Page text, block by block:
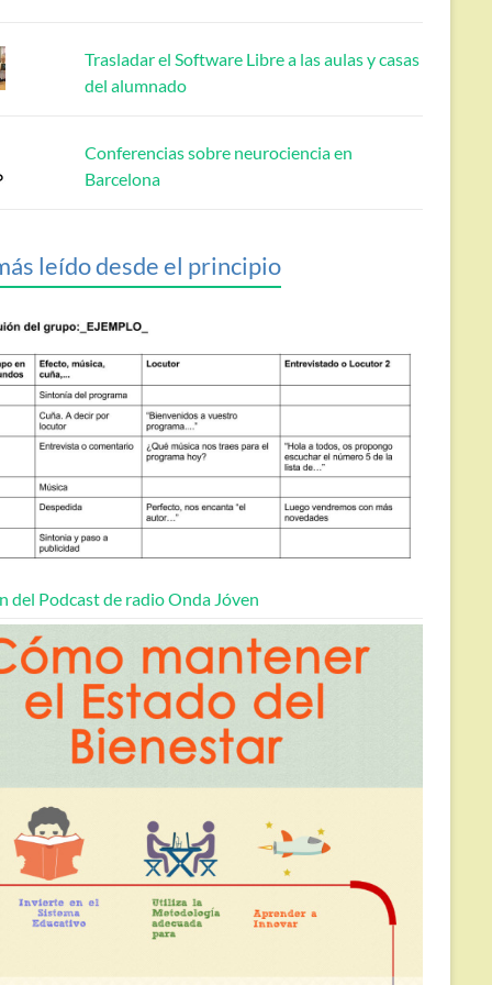
Trasladar el Software Libre a las aulas y casas
del alumnado
Conferencias sobre neurociencia en
Barcelona
leído desde el principio
del Podcast de radio Onda Jóven